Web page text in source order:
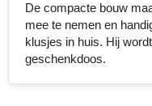
Vinga
Waterman
De compacte bouw
mee te nemen en
klusjes in huis. Hij
geschenkdoos.